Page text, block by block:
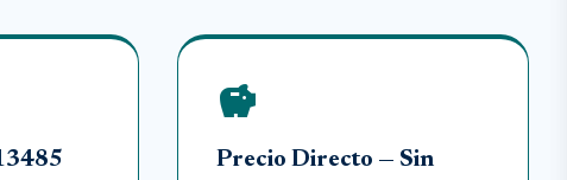
savings
Precio Directo — Sin